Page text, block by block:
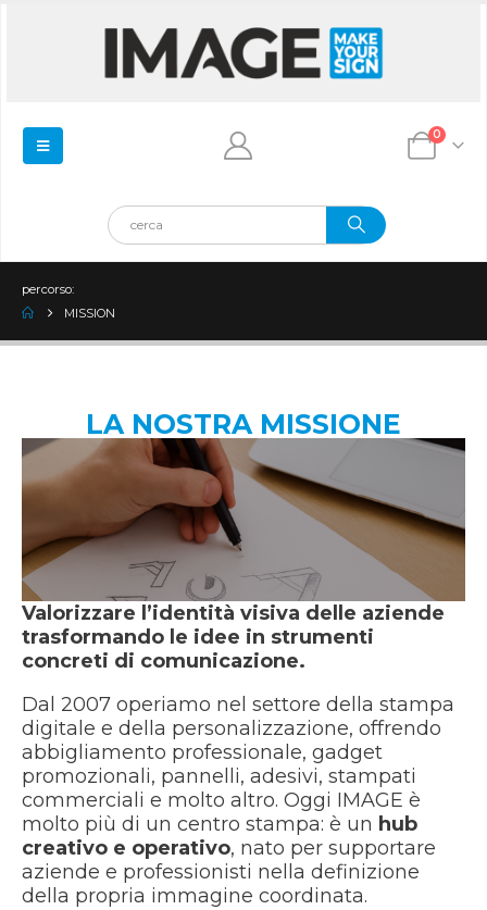
0
percorso:
MISSION
LA NOSTRA MISSIONE
Valorizzare l’identità visiva delle aziende
trasformando le idee in strumenti
concreti di comunicazione.
Dal 2007 operiamo nel settore della stampa
digitale e della personalizzazione, offrendo
abbigliamento professionale, gadget
promozionali, pannelli, adesivi, stampati
commerciali e molto altro. Oggi IMAGE è
molto più di un centro stampa: è un hub
creativo e operativo, nato per supportare
aziende e professionisti nella definizione
della propria immagine coordinata.